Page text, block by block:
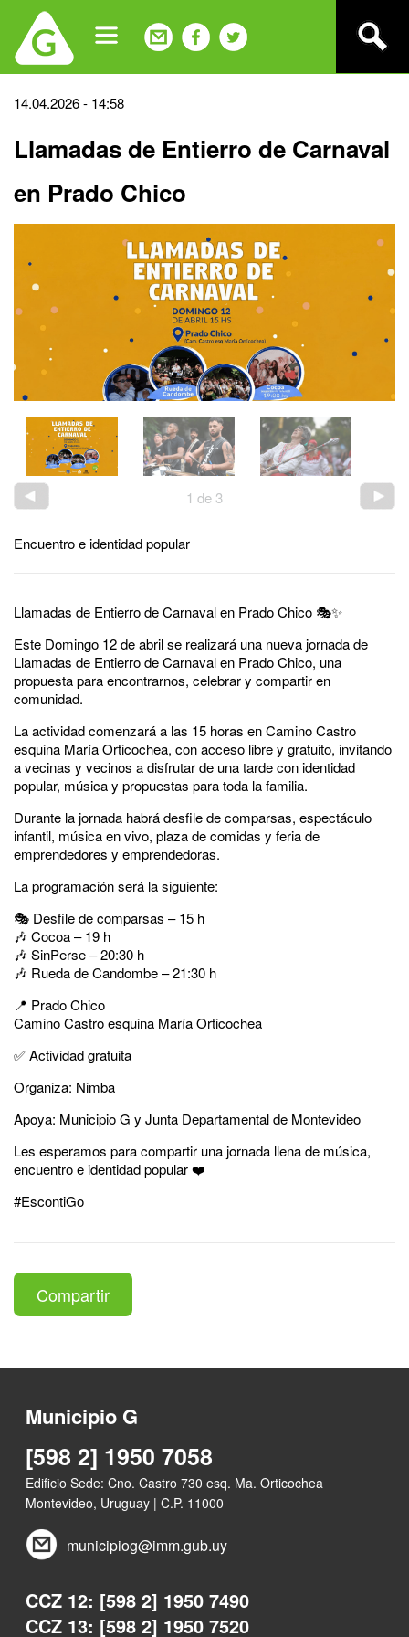
navigation
Back
top
14.04.2026 - 14:58
Llamadas de Entierro de Carnaval
en Prado Chico
1 de 3
Encuentro e identidad popular
Llamadas de Entierro de Carnaval en Prado Chico 🎭✨
Este Domingo 12 de abril se realizará una nueva jornada de
Llamadas de Entierro de Carnaval en Prado Chico, una
propuesta para encontrarnos, celebrar y compartir en
comunidad.
La actividad comenzará a las 15 horas en Camino Castro
esquina María Orticochea, con acceso libre y gratuito, invitando
a vecinas y vecinos a disfrutar de una tarde con identidad
popular, música y propuestas para toda la familia.
Durante la jornada habrá desfile de comparsas, espectáculo
infantil, música en vivo, plaza de comidas y feria de
emprendedores y emprendedoras.
La programación será la siguiente:
🎭 Desfile de comparsas – 15 h
🎶 Cocoa – 19 h
🎶 SinPerse – 20:30 h
🎶 Rueda de Candombe – 21:30 h
📍 Prado Chico
Camino Castro esquina María Orticochea
✅ Actividad gratuita
Organiza: Nimba
Apoya: Municipio G y Junta Departamental de Montevideo
Les esperamos para compartir una jornada llena de música,
encuentro e identidad popular ❤️
#EscontiGo
Compartir
Municipio G
[598 2] 1950 7058
Edificio Sede: Cno. Castro 730 esq. Ma. Orticochea
Montevideo, Uruguay | C.P. 11000
municipiog@imm.gub.uy
CCZ 12: [598 2] 1950 7490
CCZ 13: [598 2] 1950 7520